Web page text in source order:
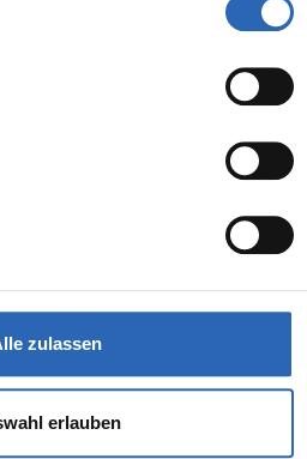
zulassen
erlauben
Kürzlich reduziert
38.890,00€
MwSt. ist ausweisbar